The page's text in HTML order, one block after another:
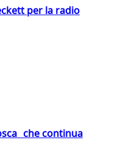
per la radio
che continua